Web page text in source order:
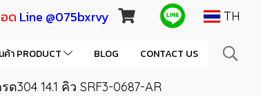
ด Line @075bxrvy TH
ค้า PRODUCT BLOG CONTACT US
304 14.1 คิว SRF3-0687-AR